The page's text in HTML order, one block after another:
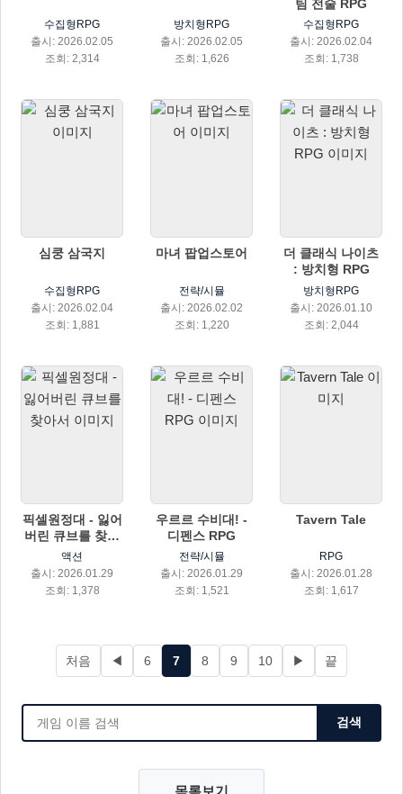
수집형RPG
출시: 2026.02.05
조회: 2,314
방치형RPG
출시: 2026.02.05
조회: 1,626
팀 전술 RPG
수집형RPG
출시: 2026.02.04
조회: 1,738
심쿵 삼국지
수집형RPG
출시: 2026.02.04
조회: 1,881
마녀 팝업스토어
전략/시뮬
출시: 2026.02.02
조회: 1,220
더 클래식 나이츠
: 방치형 RPG
방치형RPG
출시: 2026.01.10
조회: 2,044
픽셀원정대 - 잃어
버린 큐브를 찾아
서
액션
출시: 2026.01.29
조회: 1,378
우르르 수비대! -
디펜스 RPG
전략/시뮬
출시: 2026.01.29
조회: 1,521
Tavern Tale
RPG
출시: 2026.01.28
조회: 1,617
처음 ◀ 6 7 8 9 10 ▶ 끝
검색